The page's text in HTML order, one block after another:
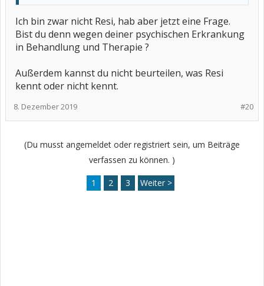
Ich bin zwar nicht Resi, hab aber jetzt eine Frage.
Bist du denn wegen deiner psychischen Erkrankung
in Behandlung und Therapie ?
Außerdem kannst du nicht beurteilen, was Resi
kennt oder nicht kennt.
#20
8. Dezember 2019
(Du musst angemeldet oder registriert sein, um Beiträge
verfassen zu können. )
1 2 3 Weiter >